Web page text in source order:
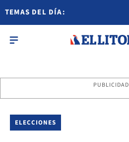
TEMAS DEL DÍA:
PUBLICIDAD
ELECCIONES